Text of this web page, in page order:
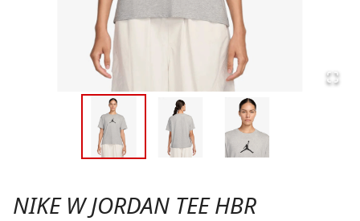
NIKE W JORDAN TEE HBR